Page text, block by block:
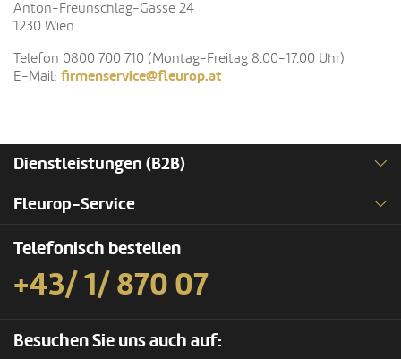
Anton-Freunschlag-Gasse 24
1230 Wien
Telefon 0800 700 710 (Montag-Freitag 8.00-17.00 Uhr)
E-Mail: firmenservice@fleurop.at
Dienstleistungen (B2B)
Fleurop-Service
Telefonisch bestellen
+43/ 1/ 870 07
Besuchen Sie uns auch auf: